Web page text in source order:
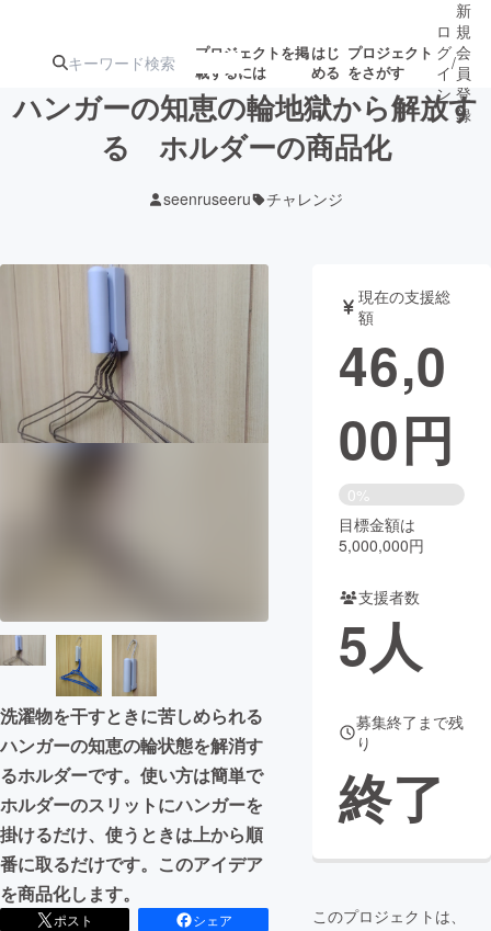
プロジェクトを掲
載するには
はじ
める
プロジェクト
をさがす
ジェクト
ロジェクト
アート・写真 音楽
テクノロジー・ガジェット ゲーム・
映像・映画 書籍・雑誌
チャレンジ
CAMPFIRE Creation
CAMPFIREふるさと納税
コミュニティ
ロ
グ
イ
ン
/
新
規
会
員
登
録
ハンガーの知恵の輪地獄から解放す
る ホルダーの商品化
seenruseeru チャレンジ
洗濯物を干すときに苦しめられる
ハンガーの知恵の輪状態を解消す
るホルダーです。使い方は簡単で
ホルダーのスリットにハンガーを
掛けるだけ、使うときは上から順
番に取るだけです。このアイデア
を商品化します。
ポスト
シェア
現在の支援総
額
46,0
00円
0%
目標金額は
5,000,000円
支援者数
5人
募集終了まで残
り
終了
このプロジェクトは、